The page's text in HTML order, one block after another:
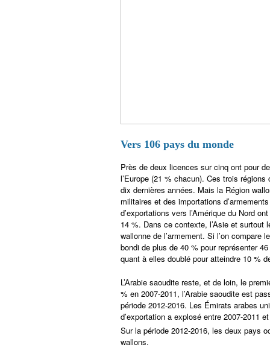
Vers 106 pays du monde
Près de deux licences sur cinq ont pour
l’Europe (21 % chacun). Ces trois
dix dernières années. Mais la Région
militaires et des importations
d’exportations vers l’Amérique du Nord
14 %. Dans ce contexte, l’Asie et surtout
wallonne de l’armement. Si l’on
bondi de plus de 40 % pour représenter
quant à elles doublé pour atteindre 10 %
L’Arabie saoudite reste, et de loin, le
% en 2007-2011, l’Arabie saoudite est
période 2012-2016. Les Émirats arabes
d’exportation a explosé entre 2007-2011
Sur la période 2012-2016, les deux pays
wallons.